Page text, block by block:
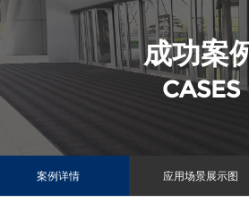
成功案
CASES
案例详情 应用场景展示图